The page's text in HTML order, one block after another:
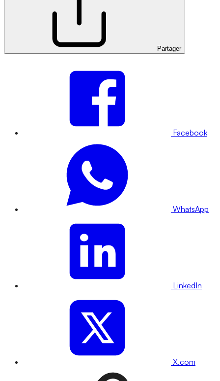
Partager
Facebook
WhatsApp
LinkedIn
X.com